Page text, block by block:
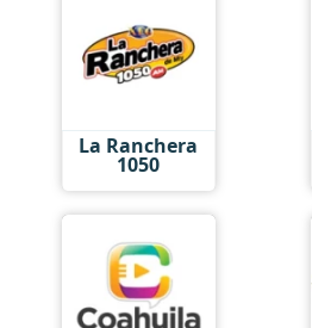
La Ranchera
1050